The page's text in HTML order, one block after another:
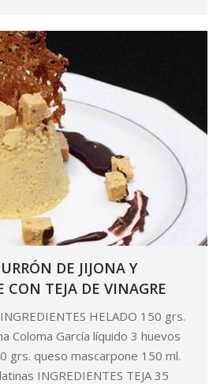
DE JIJONA Y
CON TEJA DE VINAGRE
HELADO 150 grs.
Coloma García líquido 3 huevos
grs. queso mascarpone 150 ml.
INGREDIENTES TEJA 35